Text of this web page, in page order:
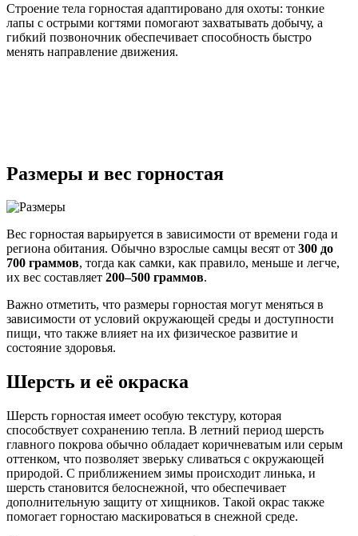
Строение тела горностая адаптировано для охоты: тонкие
лапы с острыми когтями помогают захватывать добычу, а
гибкий позвоночник обеспечивает способность быстро
менять направление движения.
Размеры и вес горностая
Вес горностая варьируется в зависимости от времени года и
региона обитания. Обычно взрослые самцы весят от 300 до
700 граммов, тогда как самки, как правило, меньше и легче,
их вес составляет 200–500 граммов.
Важно отметить, что размеры горностая могут меняться в
зависимости от условий окружающей среды и доступности
пищи, что также влияет на их физическое развитие и
состояние здоровья.
Шерсть и её окраска
Шерсть горностая имеет особую текстуру, которая
способствует сохранению тепла. В летний период шерсть
главного покрова обычно обладает коричневатым или серым
оттенком, что позволяет зверьку сливаться с окружающей
природой. С приближением зимы происходит линька, и
шерсть становится белоснежной, что обеспечивает
дополнительную защиту от хищников. Такой окрас также
помогает горностаю маскироваться в снежной среде.